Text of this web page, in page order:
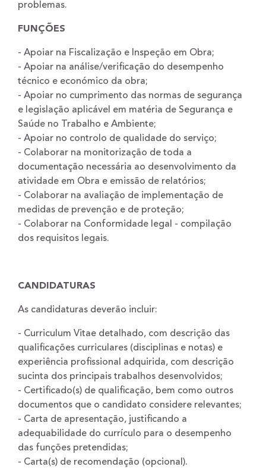
problemas.
FUNÇÕES
- Apoiar na Fiscalização e Inspeção em Obra;
- Apoiar na análise/verificação do desempenho
técnico e económico da obra;
- Apoiar no cumprimento das normas de segurança
e legislação aplicável em matéria de Segurança e
Saúde no Trabalho e Ambiente;
- Apoiar no controlo de qualidade do serviço;
- Colaborar na monitorização de toda a
documentação necessária ao desenvolvimento da
atividade em Obra e emissão de relatórios;
- Colaborar na avaliação de implementação de
medidas de prevenção e de proteção;
- Colaborar na Conformidade legal - compilação
dos requisitos legais.
CANDIDATURAS
As candidaturas deverão incluir:
- Curriculum Vitae detalhado, com descrição das
qualificações curriculares (disciplinas e notas) e
experiência profissional adquirida, com descrição
sucinta dos principais trabalhos desenvolvidos;
- Certificado(s) de qualificação, bem como outros
documentos que o candidato considere relevantes;
- Carta de apresentação, justificando a
adequabilidade do currículo para o desempenho
das funções pretendidas;
- Carta(s) de recomendação (opcional).